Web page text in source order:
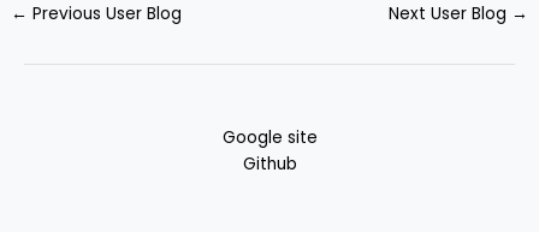
← Previous User Blog Next User Blog →
Google site
Github